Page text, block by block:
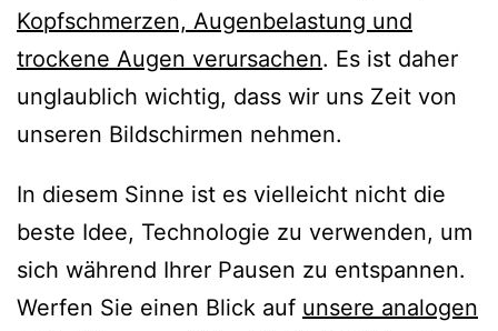
Kopfschmerzen, Augenbelastung und
trockene Augen verursachen. Es ist daher
unglaublich wichtig, dass wir uns Zeit von
unseren Bildschirmen nehmen.
In diesem Sinne ist es vielleicht nicht die
beste Idee, Technologie zu verwenden, um
sich während Ihrer Pausen zu entspannen.
Werfen Sie einen Blick auf unsere analogen